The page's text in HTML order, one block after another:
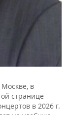
в
странице
в 2026 г.